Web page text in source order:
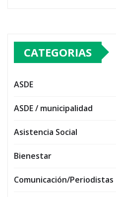
CATEGORIAS
ASDE
ASDE / municipalidad
Asistencia Social
Bienestar
Comunicación/Periodistas